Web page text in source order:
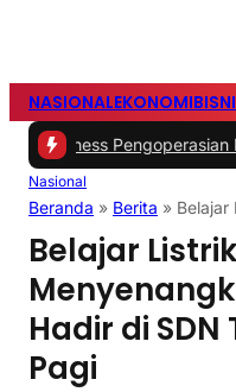
NASIONALEKONOMI
Pengoperasian PLTU
Nasional
Beranda » Berita »
Belajar
Hadir di
Pagi